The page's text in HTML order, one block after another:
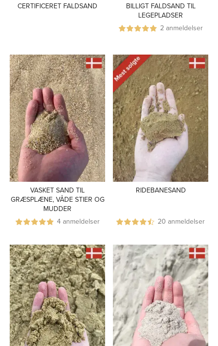
CERTIFICERET FALDSAND
BILLIGT FALDSAND TIL
LEGEPLADSER
2 anmeldelser
VASKET SAND TIL
GRÆSPLÆNE, VÅDE STIER OG
MUDDER
4 anmeldelser
RIDEBANESAND
20 anmeldelser